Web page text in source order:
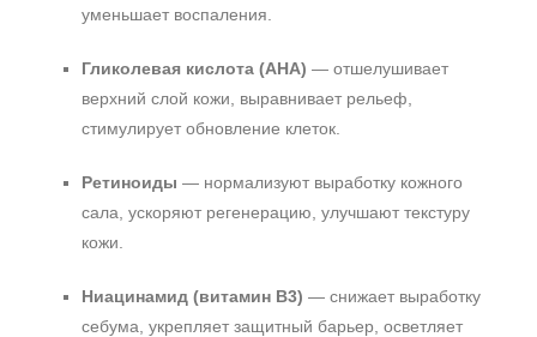
уменьшает воспаления.
Гликолевая кислота (AHA) — отшелушивает
верхний слой кожи, выравнивает рельеф,
стимулирует обновление клеток.
Ретиноиды — нормализуют выработку кожного
сала, ускоряют регенерацию, улучшают текстуру
кожи.
Ниацинамид (витамин B3) — снижает выработку
себума, укрепляет защитный барьер, осветляет